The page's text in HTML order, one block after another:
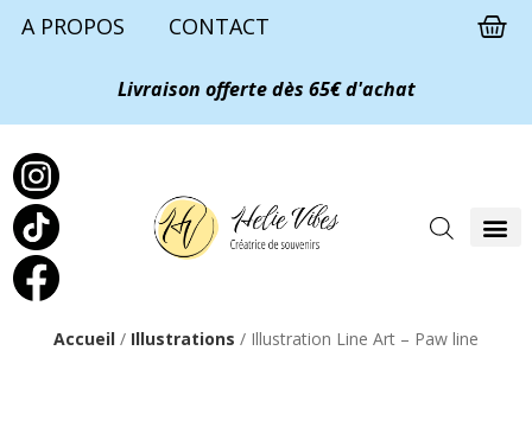
A PROPOS CONTACT
Livraison offerte dès 65€ d'achat
Accueil / Illustrations / Illustration Line Art – Paw line